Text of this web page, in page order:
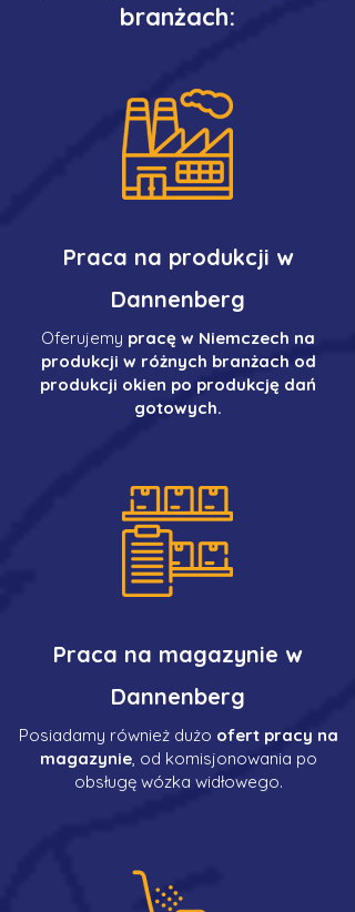
branżach:
Praca na produkcji w
Dannenberg
Oferujemy pracę w Niemczech na
produkcji w różnych branżach od
produkcji okien po produkcję dań
gotowych.
Praca na magazynie w
Dannenberg
Posiadamy również dużo ofert pracy na
magazynie, od komisjonowania po
obsługę wózka widłowego.